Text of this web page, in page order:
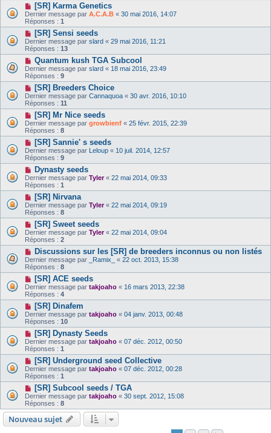
[SR] Karma Genetics
Dernier message par A.C.A.B « 30 mai 2016, 14:07
Réponses : 1
[SR] Sensi seeds
Dernier message par slard « 29 mai 2016, 11:21
Réponses : 13
Quantum kush TGA Subcool
Dernier message par slard « 18 mai 2016, 23:49
Réponses : 9
[SR] Breeders Choice
Dernier message par Cannaquoa « 30 avr. 2016, 10:10
Réponses : 11
[SR] Mr Nice seeds
Dernier message par growbienf « 25 févr. 2015, 22:39
Réponses : 8
[SR] Sannie' s seeds
Dernier message par Leloup « 10 juil. 2014, 12:57
Réponses : 9
Dynasty seeds
Dernier message par Tyler« 22 mai 2014, 09:33
Réponses : 1
[SR] Nirvana
Dernier message par Tyler« 22 mai 2014, 09:19
Réponses : 8
[SR] Sweet seeds
Dernier message par Tyler« 22 mai 2014, 09:04
Réponses : 2
Discussions sur les [SR] de breeders inconnus ou non listés
Dernier message par _Ramix_ « 22 oct. 2013, 15:38
Réponses : 8
[SR] ACE seeds
Dernier message par takjoaho « 16 mars 2013, 22:38
Réponses : 4
[SR] Dinafem
Dernier message par takjoaho « 04 janv. 2013, 00:48
Réponses : 10
[SR] Dynasty Seeds
Dernier message par takjoaho « 07 déc. 2012, 00:50
Réponses : 1
[SR] Underground seed Collective
Dernier message par takjoaho « 07 déc. 2012, 00:28
Réponses : 1
[SR] Subcool seeds / TGA
Dernier message par takjoaho « 30 sept. 2012, 15:08
Réponses : 8
Nouveau sujet